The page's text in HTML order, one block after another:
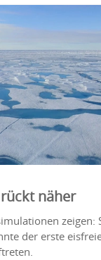
näher
zeigen:
der erste